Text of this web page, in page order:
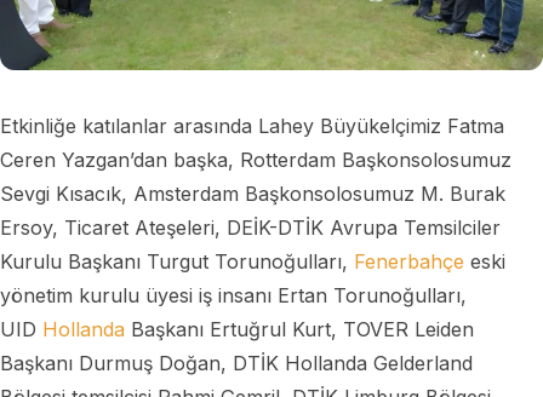
Etkinliğe katılanlar arasında Lahey Büyükelçimiz Fatma
Ceren Yazgan’dan başka, Rotterdam Başkonsolosumuz
Sevgi Kısacık, Amsterdam Başkonsolosumuz M. Burak
Ersoy, Ticaret Ateşeleri, DEİK-DTİK Avrupa Temsilciler
Kurulu Başkanı Turgut Torunoğulları, Fenerbahçe eski
yönetim kurulu üyesi iş insanı Ertan Torunoğulları,
UID Hollanda Başkanı Ertuğrul Kurt, TOVER Leiden
Başkanı Durmuş Doğan, DTİK Hollanda Gelderland